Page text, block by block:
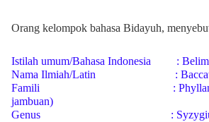
Orang kelompok bahasa Bidayuh,
Istilah umum/Bahasa Indonesia
:
Nama Ilmiah/Latin
:
Famili
:
jambuan)
Genus
: